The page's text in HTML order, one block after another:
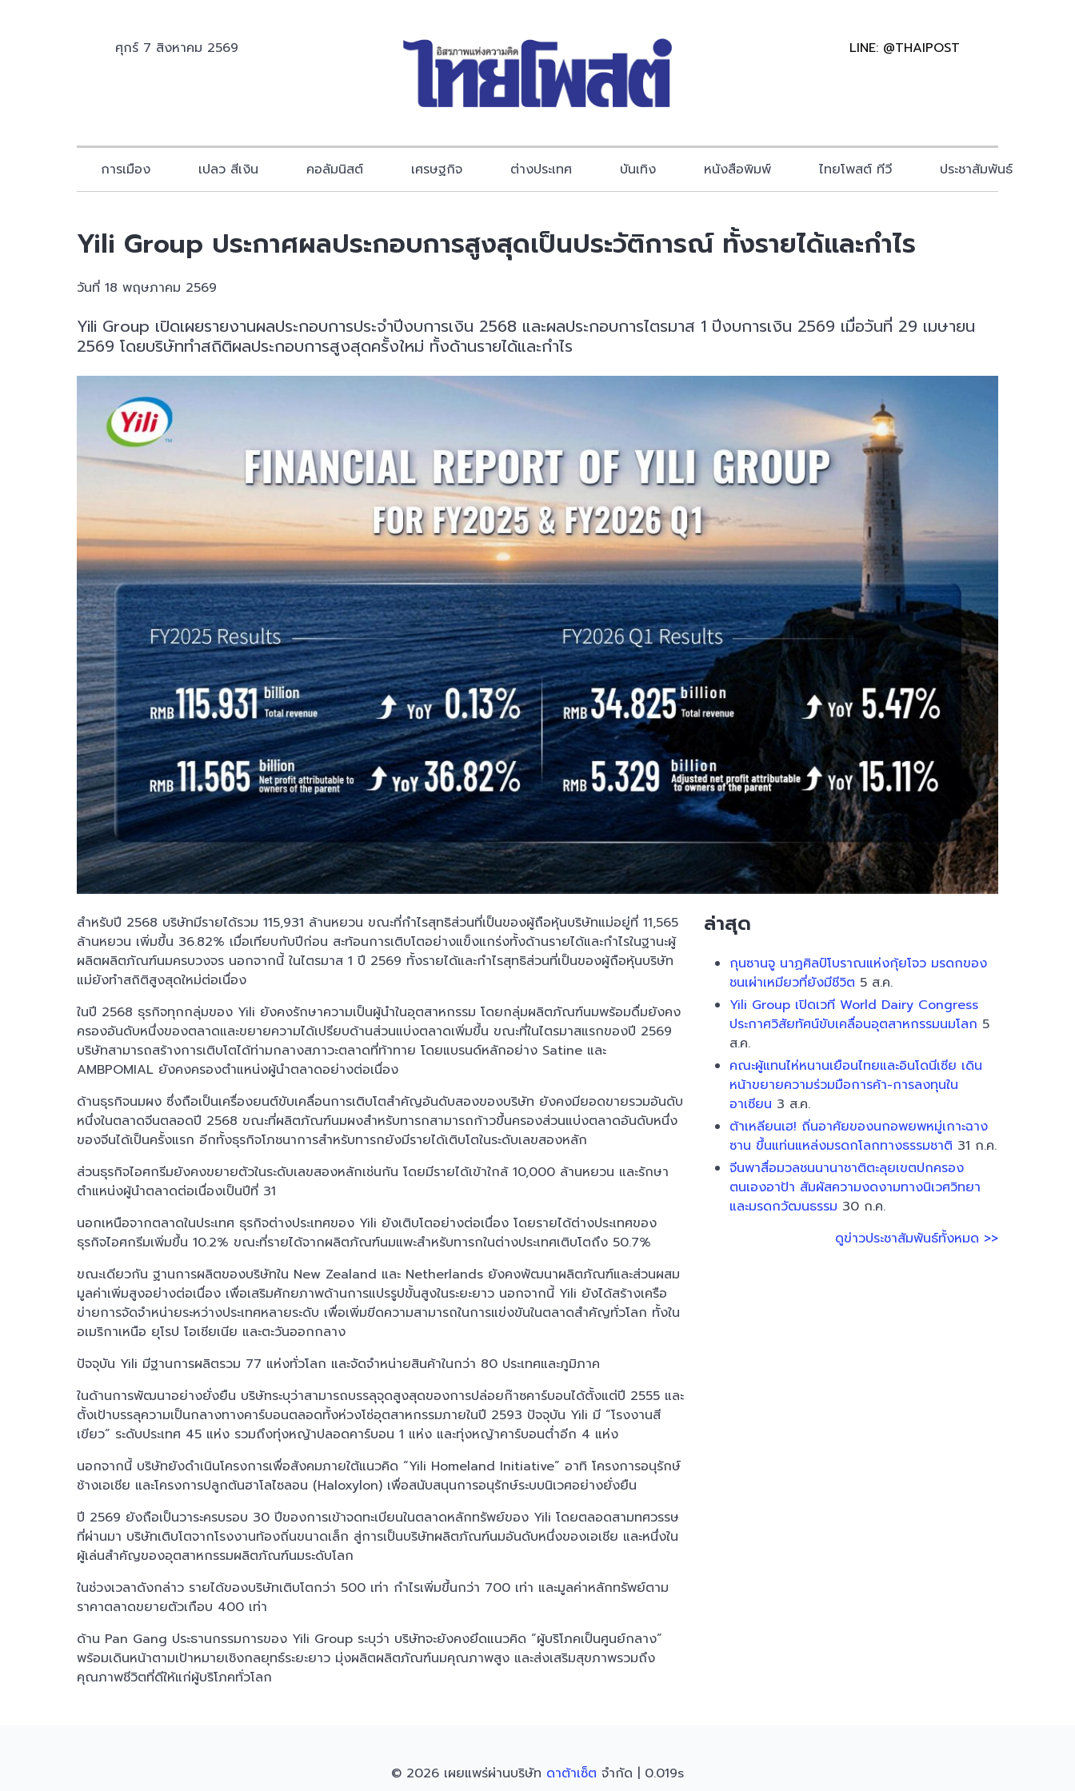
ศุกร์ 7 สิงหาคม 2569 LINE: @THAIPOST
การเมือง เปลว สีเงิน คอลัมนิสต์ เศรษฐกิจ ต่างประเทศ บันเทิง หนังสือพิมพ์ ไทยโพสต์ ทีวี ประชาสัมพันธ์
Yili Group ประกาศผลประกอบการสูงสุดเป็นประวัติการณ์ ทั้งรายได้และกำไร
วันที่ 18 พฤษภาคม 2569
Yili Group เปิดเผยรายงานผลประกอบการประจำปีงบการเงิน 2568 และผลประกอบการไตรมาส 1 ปีงบการเงิน 2569 เมื่อวันที่ 29 เมษายน
2569 โดยบริษัททำสถิติผลประกอบการสูงสุดครั้งใหม่ ทั้งด้านรายได้และกำไร
สำหรับปี 2568 บริษัทมีรายได้รวม 115,931 ล้านหยวน ขณะที่กำไรสุทธิส่วนที่เป็นของผู้ถือหุ้นบริษัทแม่อยู่ที่ 11,565
ล้านหยวน เพิ่มขึ้น 36.82% เมื่อเทียบกับปีก่อน สะท้อนการเติบโตอย่างแข็งแกร่งทั้งด้านรายได้และกำไรในฐานะผู้
ผลิตผลิตภัณฑ์นมครบวงจร นอกจากนี้ ในไตรมาส 1 ปี 2569 ทั้งรายได้และกำไรสุทธิส่วนที่เป็นของผู้ถือหุ้นบริษัท
แม่ยังทำสถิติสูงสุดใหม่ต่อเนื่อง
ในปี 2568 ธุรกิจทุกกลุ่มของ Yili ยังคงรักษาความเป็นผู้นำในอุตสาหกรรม โดยกลุ่มผลิตภัณฑ์นมพร้อมดื่มยังคง
ครองอันดับหนึ่งของตลาดและขยายความได้เปรียบด้านส่วนแบ่งตลาดเพิ่มขึ้น ขณะที่ในไตรมาสแรกของปี 2569
บริษัทสามารถสร้างการเติบโตได้ท่ามกลางสภาวะตลาดที่ท้าทาย โดยแบรนด์หลักอย่าง Satine และ
AMBPOMIAL ยังคงครองตำแหน่งผู้นำตลาดอย่างต่อเนื่อง
ด้านธุรกิจนมผง ซึ่งถือเป็นเครื่องยนต์ขับเคลื่อนการเติบโตสำคัญอันดับสองของบริษัท ยังคงมียอดขายรวมอันดับ
หนึ่งในตลาดจีนตลอดปี 2568 ขณะที่ผลิตภัณฑ์นมผงสำหรับทารกสามารถก้าวขึ้นครองส่วนแบ่งตลาดอันดับหนึ่ง
ของจีนได้เป็นครั้งแรก อีกทั้งธุรกิจโภชนาการสำหรับทารกยังมีรายได้เติบโตในระดับเลขสองหลัก
ส่วนธุรกิจไอศกรีมยังคงขยายตัวในระดับเลขสองหลักเช่นกัน โดยมีรายได้เข้าใกล้ 10,000 ล้านหยวน และรักษา
ตำแหน่งผู้นำตลาดต่อเนื่องเป็นปีที่ 31
นอกเหนือจากตลาดในประเทศ ธุรกิจต่างประเทศของ Yili ยังเติบโตอย่างต่อเนื่อง โดยรายได้ต่างประเทศของ
ธุรกิจไอศกรีมเพิ่มขึ้น 10.2% ขณะที่รายได้จากผลิตภัณฑ์นมแพะสำหรับทารกในต่างประเทศเติบโตถึง 50.7%
ขณะเดียวกัน ฐานการผลิตของบริษัทใน New Zealand และ Netherlands ยังคงพัฒนาผลิตภัณฑ์และส่วนผสม
มูลค่าเพิ่มสูงอย่างต่อเนื่อง เพื่อเสริมศักยภาพด้านการแปรรูปขั้นสูงในระยะยาว นอกจากนี้ Yili ยังได้สร้างเครือ
ข่ายการจัดจำหน่ายระหว่างประเทศหลายระดับ เพื่อเพิ่มขีดความสามารถในการแข่งขันในตลาดสำคัญทั่วโลก ทั้งใน
อเมริกาเหนือ ยุโรป โอเชียเนีย และตะวันออกกลาง
ปัจจุบัน Yili มีฐานการผลิตรวม 77 แห่งทั่วโลก และจัดจำหน่ายสินค้าในกว่า 80 ประเทศและภูมิภาค
ในด้านการพัฒนาอย่างยั่งยืน บริษัทระบุว่าสามารถบรรลุจุดสูงสุดของการปล่อยก๊าซคาร์บอนได้ตั้งแต่ปี 2555 และ
ตั้งเป้าบรรลุความเป็นกลางทางคาร์บอนตลอดทั้งห่วงโซ่อุตสาหกรรมภายในปี 2593 ปัจจุบัน Yili มี “โรงงานสี
เขียว” ระดับประเทศ 45 แห่ง รวมถึงทุ่งหญ้าปลอดคาร์บอน 1 แห่ง และทุ่งหญ้าคาร์บอนต่ำอีก 4 แห่ง
นอกจากนี้ บริษัทยังดำเนินโครงการเพื่อสังคมภายใต้แนวคิด “Yili Homeland Initiative” อาทิ โครงการอนุรักษ์
ช้างเอเชีย และโครงการปลูกต้นฮาโลไซลอน (Haloxylon) เพื่อสนับสนุนการอนุรักษ์ระบบนิเวศอย่างยั่งยืน
ปี 2569 ยังถือเป็นวาระครบรอบ 30 ปีของการเข้าจดทะเบียนในตลาดหลักทรัพย์ของ Yili โดยตลอดสามทศวรรษ
ที่ผ่านมา บริษัทเติบโตจากโรงงานท้องถิ่นขนาดเล็ก สู่การเป็นบริษัทผลิตภัณฑ์นมอันดับหนึ่งของเอเชีย และหนึ่งใน
ผู้เล่นสำคัญของอุตสาหกรรมผลิตภัณฑ์นมระดับโลก
ในช่วงเวลาดังกล่าว รายได้ของบริษัทเติบโตกว่า 500 เท่า กำไรเพิ่มขึ้นกว่า 700 เท่า และมูลค่าหลักทรัพย์ตาม
ราคาตลาดขยายตัวเกือบ 400 เท่า
ด้าน Pan Gang ประธานกรรมการของ Yili Group ระบุว่า บริษัทจะยังคงยึดแนวคิด “ผู้บริโภคเป็นศูนย์กลาง”
พร้อมเดินหน้าตามเป้าหมายเชิงกลยุทธ์ระยะยาว มุ่งผลิตผลิตภัณฑ์นมคุณภาพสูง และส่งเสริมสุขภาพรวมถึง
คุณภาพชีวิตที่ดีให้แก่ผู้บริโภคทั่วโลก
ล่าสุด
กุนซานจู นาฏศิลป์โบราณแห่งกุ้ยโจว มรดกของ
ชนเผ่าเหมียวที่ยังมีชีวิต 5 ส.ค.
Yili Group เปิดเวที World Dairy Congress
ประกาศวิสัยทัศน์ขับเคลื่อนอุตสาหกรรมนมโลก 5
ส.ค.
คณะผู้แทนไห่หนานเยือนไทยและอินโดนีเซีย เดิน
หน้าขยายความร่วมมือการค้า-การลงทุนใน
อาเซียน 3 ส.ค.
ต้าเหลียนเฮ! ถิ่นอาศัยของนกอพยพหมู่เกาะฉาง
ซาน ขึ้นแท่นแหล่งมรดกโลกทางธรรมชาติ 31 ก.ค.
จีนพาสื่อมวลชนนานาชาติตะลุยเขตปกครอง
ตนเองอาป้า สัมผัสความงดงามทางนิเวศวิทยา
และมรดกวัฒนธรรม 30 ก.ค.
ดูข่าวประชาสัมพันธ์ทั้งหมด >>
© 2026 เผยแพร่ผ่านบริษัท ดาต้าเซ็ต จำกัด | 0.019s